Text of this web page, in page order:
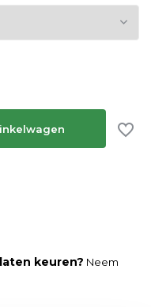
keuren? Neem